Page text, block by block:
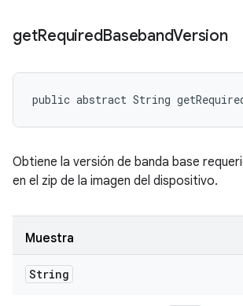
getRequiredBasebandVersion
public abstract String
Obtiene la versión de banda base
en el zip de la imagen del dispositivo.
Muestra
String